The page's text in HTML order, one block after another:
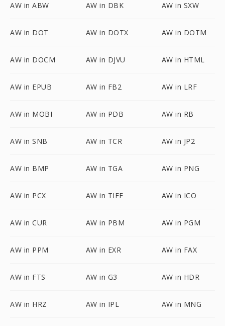
AW in ABW AW in DBK AW in SXW
AW in DOT AW in DOTX AW in DOTM
AW in DOCM AW in DJVU AW in HTML
AW in EPUB AW in FB2 AW in LRF
AW in MOBI AW in PDB AW in RB
AW in SNB AW in TCR AW in JP2
AW in BMP AW in TGA AW in PNG
AW in PCX AW in TIFF AW in ICO
AW in CUR AW in PBM AW in PGM
AW in PPM AW in EXR AW in FAX
AW in FTS AW in G3 AW in HDR
AW in HRZ AW in IPL AW in MNG